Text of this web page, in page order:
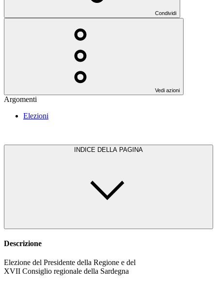
Condividi
Vedi azioni
Argomenti
Elezioni
INDICE DELLA PAGINA
Descrizione
Elezione del Presidente della Regione e del
XVII Consiglio regionale della Sardegna